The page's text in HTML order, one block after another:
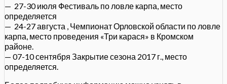
— 27-30 июля Фестиваль по ловле карпа, место
определяется
— 24-27 августа , Чемпионат Орловской области по ловле
карпа, место проведения «Три карася» в Кромском
районе.
— 07-10 сентября Закрытие сезона 2017 г., место
определяется.